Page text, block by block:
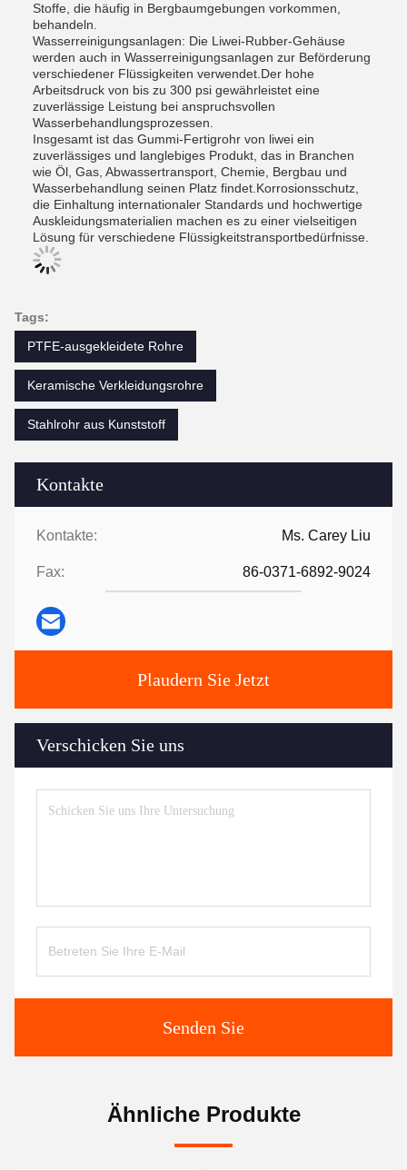
Kontakte
Kontakte: Ms. Carey Liu
Fax: 86-0371-6892-9024
Plaudern Sie Jetzt
Verschicken Sie uns
Senden Sie
Stoffe, die häufig in Bergbaumgebungen vorkommen,
behandeln.
Wasserreinigungsanlagen: Die Liwei-Rubber-Gehäuse
werden auch in Wasserreinigungsanlagen zur Beförderung
verschiedener Flüssigkeiten verwendet.Der hohe
Arbeitsdruck von bis zu 300 psi gewährleistet eine
zuverlässige Leistung bei anspruchsvollen
Wasserbehandlungsprozessen.
Insgesamt ist das Gummi-Fertigrohr von liwei ein
zuverlässiges und langlebiges Produkt, das in Branchen
wie Öl, Gas, Abwassertransport, Chemie, Bergbau und
Wasserbehandlung seinen Platz findet.Korrosionsschutz,
die Einhaltung internationaler Standards und hochwertige
Auskleidungsmaterialien machen es zu einer vielseitigen
Lösung für verschiedene Flüssigkeitstransportbedürfnisse.
Tags:
PTFE-ausgekleidete Rohre
Keramische Verkleidungsrohre
Stahlrohr aus Kunststoff
Ähnliche Produkte